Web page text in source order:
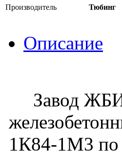
Производитель Тюбинг
Описание
Завод ЖБИ
1К84-1М3 по